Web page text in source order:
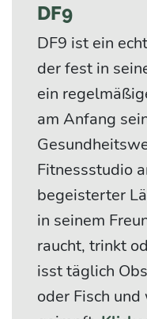
DF9
DF9 ist ein
der fest in
ein
am Anfang
Fitnessstudio
begeisterter
in seinem
raucht, trinkt
isst täglich
oder Fisch